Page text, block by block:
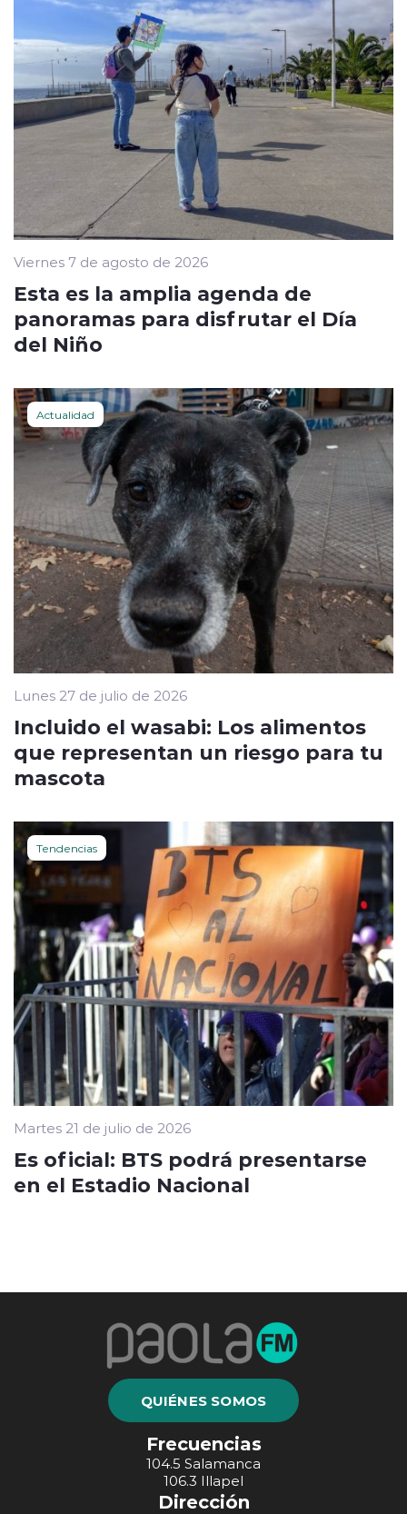
Viernes 7 de agosto de 2026
Esta es la amplia agenda de
panoramas para disfrutar el Día
del Niño
Actualidad
Lunes 27 de julio de 2026
Incluido el wasabi: Los alimentos
que representan un riesgo para tu
mascota
Tendencias
Martes 21 de julio de 2026
Es oficial: BTS podrá presentarse
en el Estadio Nacional
QUIÉNES SOMOS
Frecuencias
104.5 Salamanca
106.3 Illapel
Dirección